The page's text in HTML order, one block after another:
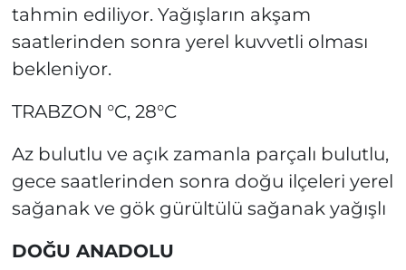
tahmin ediliyor. Yağışların akşam
saatlerinden sonra yerel kuvvetli olması
bekleniyor.
TRABZON °C, 28°C
Az bulutlu ve açık zamanla parçalı bulutlu,
gece saatlerinden sonra doğu ilçeleri yerel
sağanak ve gök gürültülü sağanak yağışlı
DOĞU ANADOLU